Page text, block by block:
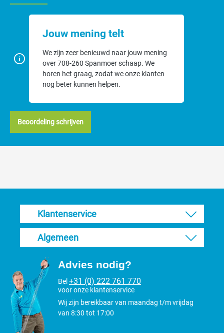
Jouw mening telt
We zijn zeer benieuwd naar jouw mening
over 708-260 Spanmoer schaap. We
horen het graag, zodat we onze klanten
nog beter kunnen helpen.
Beoordeling schrijven
Klantenservice
Algemeen
Advies nodig?
Bel +31 (0) 222 761 770
voor onze klantenservice
Wij zijn bereikbaar van maandag t/m vrijdag
van 8:30 tot 17:00